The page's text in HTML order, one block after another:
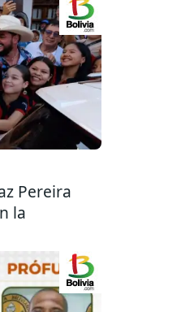
Pereira
la